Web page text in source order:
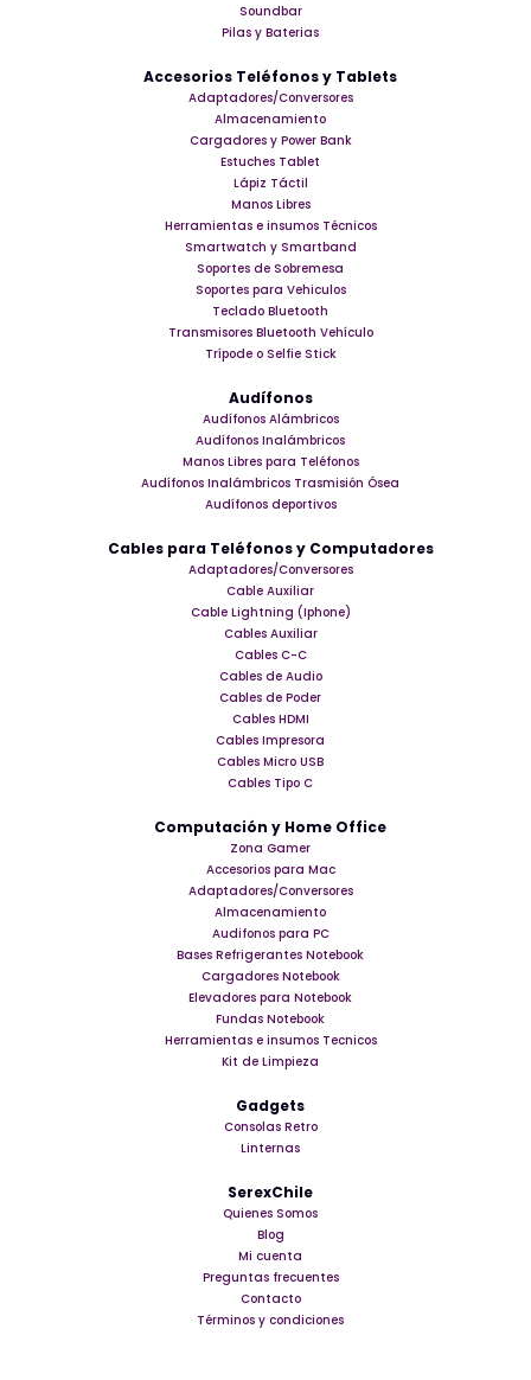
Soundbar
Pilas y Baterias
Accesorios Teléfonos y Tablets
Adaptadores/Conversores
Almacenamiento
Cargadores y Power Bank
Estuches Tablet
Lápiz Táctil
Manos Libres
Herramientas e insumos Técnicos
Smartwatch y Smartband
Soportes de Sobremesa
Soportes para Vehiculos
Teclado Bluetooth
Transmisores Bluetooth Vehículo
Trípode o Selfie Stick
Audífonos
Audífonos Alámbricos
Audífonos Inalámbricos
Manos Libres para Teléfonos
Audífonos Inalámbricos Trasmisión Ósea
Audífonos deportivos
Cables para Teléfonos y Computadores
Adaptadores/Conversores
Cable Auxiliar
Cable Lightning (Iphone)
Cables Auxiliar
Cables C-C
Cables de Audio
Cables de Poder
Cables HDMI
Cables Impresora
Cables Micro USB
Cables Tipo C
Computación y Home Office
Zona Gamer
Accesorios para Mac
Adaptadores/Conversores
Almacenamiento
Audifonos para PC
Bases Refrigerantes Notebook
Cargadores Notebook
Elevadores para Notebook
Fundas Notebook
Herramientas e insumos Tecnicos
Kit de Limpieza
Gadgets
Consolas Retro
Linternas
SerexChile
Quienes Somos
Blog
Mi cuenta
Preguntas frecuentes
Contacto
Términos y condiciones